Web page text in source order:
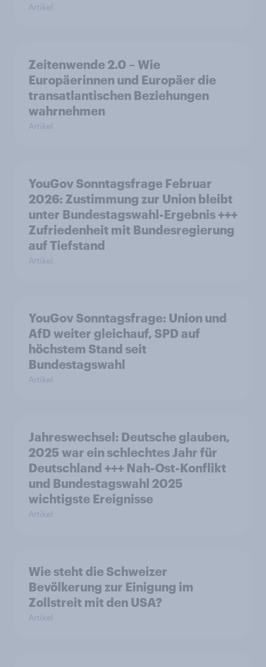
Artikel
Zeitenwende 2.0 – Wie
Europäerinnen und Europäer die
transatlantischen Beziehungen
wahrnehmen
Artikel
YouGov Sonntagsfrage Februar
2026: Zustimmung zur Union bleibt
unter Bundestagswahl-Ergebnis +++
Zufriedenheit mit Bundesregierung
auf Tiefstand
Artikel
YouGov Sonntagsfrage: Union und
AfD weiter gleichauf, SPD auf
höchstem Stand seit
Bundestagswahl
Artikel
Jahreswechsel: Deutsche glauben,
2025 war ein schlechtes Jahr für
Deutschland +++ Nah-Ost-Konflikt
und Bundestagswahl 2025
wichtigste Ereignisse
Artikel
Wie steht die Schweizer
Bevölkerung zur Einigung im
Zollstreit mit den USA?
Artikel